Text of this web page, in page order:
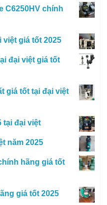
C6250HV chính
giá tốt 2025
đại việt giá tốt
giá tốt tại đại việt
tại đại việt
năm 2025
hãng giá tốt
giá tốt 2025